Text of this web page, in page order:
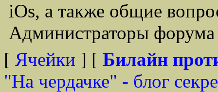
iOs, а также общие
Администраторы
[ Ячейки ] [ Билайн
"На чердачке" - блог